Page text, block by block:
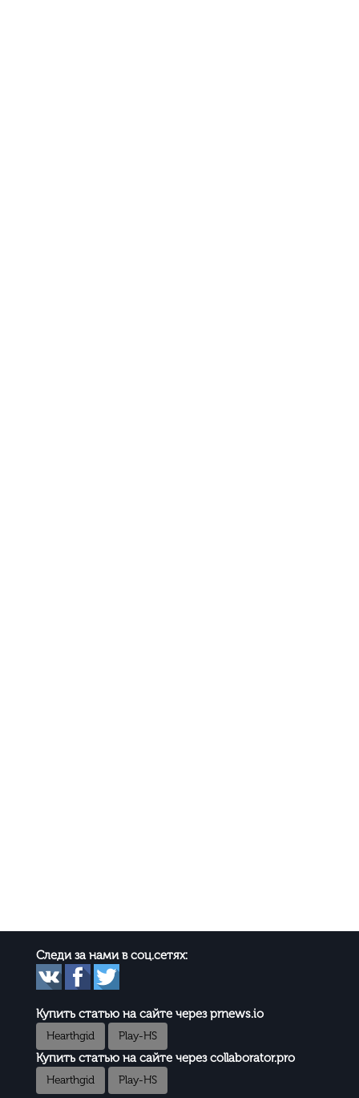
Следи за нами в соц.сетях:
Купить статью на сайте через prnews.io
Hearthgid Play-HS
Купить статью на сайте через collaborator.pro
Hearthgid Play-HS